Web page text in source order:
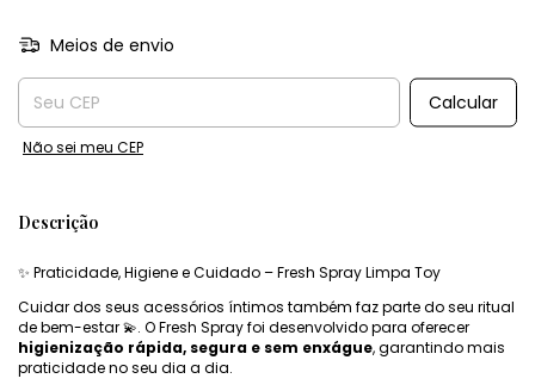
Meios de envio
Entregas para o CEP:
Calcular
Não sei meu CEP
Descrição
✨ Praticidade, Higiene e Cuidado – Fresh Spray Limpa Toy
Cuidar dos seus acessórios íntimos também faz parte do seu ritual
de bem-estar 💫. O Fresh Spray foi desenvolvido para oferecer
higienização rápida, segura e sem enxágue, garantindo mais
praticidade no seu dia a dia.